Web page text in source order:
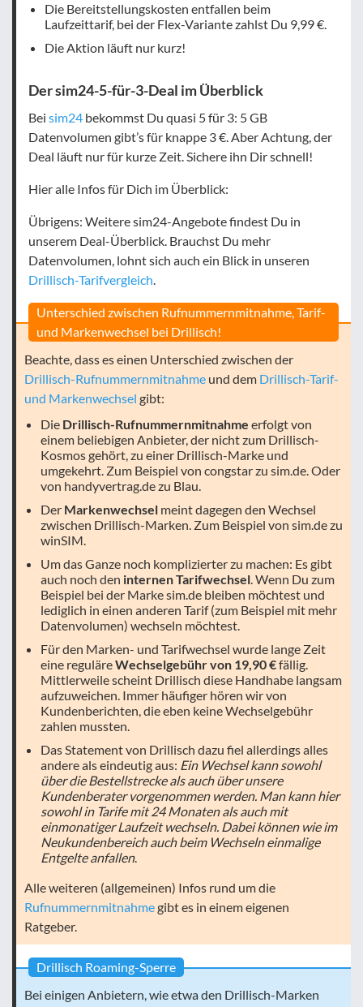
Die Bereitstellungskosten entfallen beim
Laufzeittarif, bei der Flex-Variante zahlst Du 9,99 €.
Die Aktion läuft nur kurz!
Der sim24-5-für-3-Deal im Überblick
Bei sim24 bekommst Du quasi 5 für 3: 5 GB
Datenvolumen gibt’s für knappe 3 €. Aber Achtung, der
Deal läuft nur für kurze Zeit. Sichere ihn Dir schnell!
Hier alle Infos für Dich im Überblick:
Übrigens: Weitere sim24-Angebote findest Du in
unserem Deal-Überblick. Brauchst Du mehr
Datenvolumen, lohnt sich auch ein Blick in unseren
Drillisch-Tarifvergleich.
Unterschied zwischen Rufnummernmitnahme, Tarif-
und Markenwechsel bei Drillisch!
Beachte, dass es einen Unterschied zwischen der
Drillisch-Rufnummernmitnahme und dem Drillisch-Tarif-
und Markenwechsel gibt:
Die Drillisch-Rufnummernmitnahme erfolgt von
einem beliebigen Anbieter, der nicht zum Drillisch-
Kosmos gehört, zu einer Drillisch-Marke und
umgekehrt. Zum Beispiel von congstar zu sim.de. Oder
von handyvertrag.de zu Blau.
Der Markenwechsel meint dagegen den Wechsel
zwischen Drillisch-Marken. Zum Beispiel von sim.de zu
winSIM.
Um das Ganze noch komplizierter zu machen: Es gibt
auch noch den internen Tarifwechsel. Wenn Du zum
Beispiel bei der Marke sim.de bleiben möchtest und
lediglich in einen anderen Tarif (zum Beispiel mit mehr
Datenvolumen) wechseln möchtest.
Für den Marken- und Tarifwechsel wurde lange Zeit
eine reguläreWechselgebühr von 19,90 €fällig.
Mittlerweile scheint Drillisch diese Handhabe langsam
aufzuweichen. Immer häufiger hören wir von
Kundenberichten, die eben keine Wechselgebühr
zahlen mussten.
Das Statement von Drillisch dazu fiel allerdings alles
andere als eindeutig aus: Ein Wechsel kann sowohl
über die Bestellstrecke als auch über unsere
Kundenberater vorgenommen werden. Man kann hier
sowohl in Tarife mit 24 Monaten als auch mit
einmonatiger Laufzeit wechseln. Dabei können wie im
Neukundenbereich auch beim Wechseln einmalige
Entgelte anfallen.
Alle weiteren (allgemeinen) Infos rund um die
Rufnummernmitnahmegibt es in einem eigenen
Ratgeber.
Drillisch Roaming-Sperre
Bei einigen Anbietern, wie etwa den Drillisch-Marken